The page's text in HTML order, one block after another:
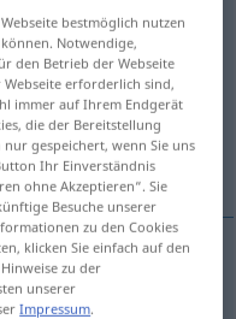
antippen)
bestmöglich nutzen
Notwendige,
den Betrieb der Webseite
erforderlich sind,
immer auf Ihrem Endgerät
die der Bereitstellung
gespeichert, wenn Sie uns
Ihr Einverständnis
ohne Akzeptieren“. Sie
Besuche unserer
zu den Cookies
klicken Sie einfach auf den
zu der
unserer
Impressum.